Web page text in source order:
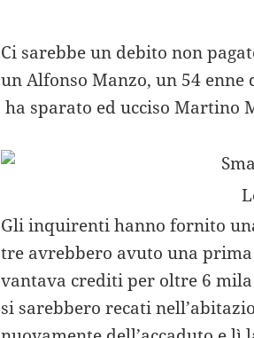
Ci sarebbe un debito non
un Alfonso Manzo, un 54
ha sparato ed ucciso Martino
Gli inquirenti hanno fornito
tre avrebbero avuto una
vantava crediti per oltre 6
si sarebbero recati